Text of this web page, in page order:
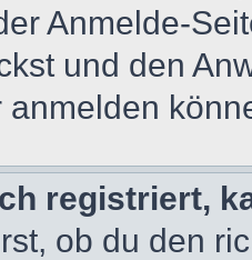
Anmelde-
und den
registriert,
ob du den